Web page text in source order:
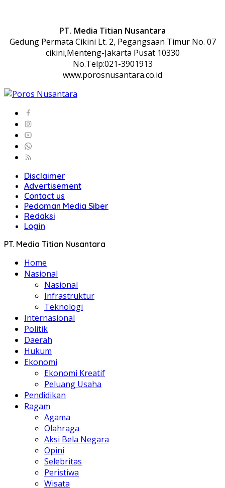
PT. Media Titian Nusantara
Gedung Permata Cikini Lt. 2, Pegangsaan Timur No. 07
cikini,Menteng-Jakarta Pusat 10330
No.Telp:021-3901913
www.porosnusantara.co.id
Disclaimer
Advertisement
Contact us
Pedoman Media Siber
Redaksi
Login
PT. Media Titian Nusantara
Home
Nasional
Nasional
Infrastruktur
Teknologi
Internasional
Politik
Daerah
Hukum
Ekonomi
Ekonomi Kreatif
Peluang Usaha
Pendidikan
Ragam
Agama
Olahraga
Aksi Bela Negara
Opini
Selebritas
Peristiwa
Wisata